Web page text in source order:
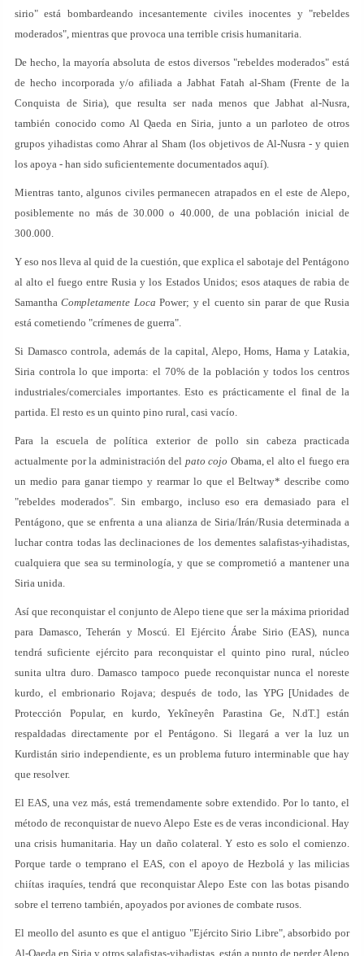
sirio" está bombardeando incesantemente civiles inocentes y "rebeldes
moderados", mientras que provoca una terrible crisis humanitaria.
De hecho, la mayoría absoluta de estos diversos "rebeldes moderados" está
de hecho incorporada y/o afiliada a Jabhat Fatah al-Sham (Frente de la
Conquista de Siria), que resulta ser nada menos que Jabhat al-Nusra,
también conocido como Al Qaeda en Siria, junto a un parloteo de otros
grupos yihadistas como Ahrar al Sham (los objetivos de Al-Nusra - y quien
los apoya - han sido suficientemente documentados aquí).
Mientras tanto, algunos civiles permanecen atrapados en el este de Alepo,
posiblemente no más de 30.000 o 40.000, de una población inicial de
300.000.
Y eso nos lleva al quid de la cuestión, que explica el sabotaje del Pentágono
al alto el fuego entre Rusia y los Estados Unidos; esos ataques de rabia de
SamanthaCompletamente Loca Power; y el cuento sin parar de que Rusia
está cometiendo "crímenes de guerra".
Si Damasco controla, además de la capital, Alepo, Homs, Hama y Latakia,
Siria controla lo que importa: el 70% de la población y todos los centros
industriales/comerciales importantes. Esto es prácticamente el final de la
partida. El resto es un quinto pino rural, casi vacío.
Para la escuela de política exterior de pollo sin cabeza practicada
actualmente por la administración del pato cojo Obama, el alto el fuego era
un medio para ganar tiempo y rearmar lo que el Beltway* describe como
"rebeldes moderados". Sin embargo, incluso eso era demasiado para el
Pentágono, que se enfrenta a una alianza de Siria/Irán/Rusia determinada a
luchar contra todas las declinaciones de los dementes salafistas-yihadistas,
cualquiera que sea su terminología, y que se comprometió a mantener una
Siria unida.
Así que reconquistar el conjunto de Alepo tiene que ser la máxima prioridad
para Damasco, Teherán y Moscú. El Ejército Árabe Sirio (EAS), nunca
tendrá suficiente ejército para reconquistar el quinto pino rural, núcleo
sunita ultra duro. Damasco tampoco puede reconquistar nunca el noreste
kurdo, el embrionario Rojava; después de todo, las YPG [Unidades de
Protección Popular, en kurdo, Yekîneyên Parastina Ge, N.dT.] están
respaldadas directamente por el Pentágono. Si llegará a ver la luz un
Kurdistán sirio independiente, es un problema futuro interminable que hay
que resolver.
El EAS, una vez más, está tremendamente sobre extendido. Por lo tanto, el
método de reconquistar de nuevo Alepo Este es de veras incondicional. Hay
una crisis humanitaria. Hay un daño colateral. Y esto es solo el comienzo.
Porque tarde o temprano el EAS, con el apoyo de Hezbolá y las milicias
chiítas iraquíes, tendrá que reconquistar Alepo Este con las botas pisando
sobre el terreno también, apoyados por aviones de combate rusos.
El meollo del asunto es que el antiguo "Ejército Sirio Libre", absorbido por
Al-Qaeda en Siria y otros salafistas-yihadistas, están a punto de perder Alepo